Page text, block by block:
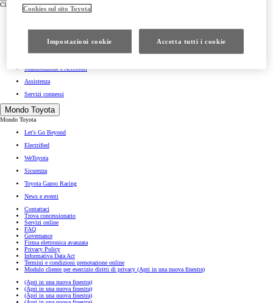
Clienti
Calcola tagliando
Prenota intervento in officina
WeToyota Service
Manutenzione e Accessori
Assistenza
Servizi connessi
Mondo Toyota
Mondo Toyota
Let's Go Beyond
Electrified
WeToyota
Sicurezza
Toyota Gazoo Racing
News e eventi
Contattaci
Trova concessionario
Servizi online
FAQ
Governance
Firma elettronica avanzata
Privacy Policy
Informativa Data Act
Termini e condizioni prenotazione online
Modulo cliente per esercizio diritti di privacy (Apri in una nuova finestra)
(Apri in una nuova finestra)
(Apri in una nuova finestra)
(Apri in una nuova finestra)
Cookies sul sito Toyota
Impostazioni cookie Accetta tutti i cookie